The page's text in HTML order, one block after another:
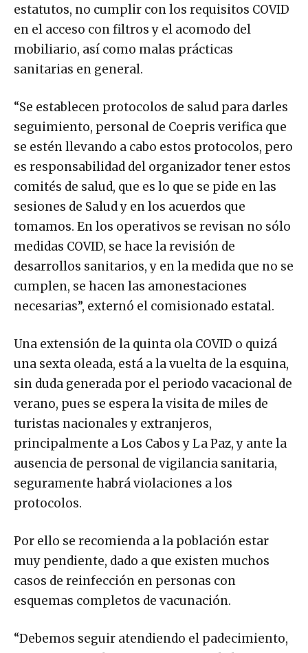
estatutos, no cumplir con los requisitos COVID
en el acceso con filtros y el acomodo del
mobiliario, así como malas prácticas
sanitarias en general.
“Se establecen protocolos de salud para darles
seguimiento, personal de Coepris verifica que
se estén llevando a cabo estos protocolos, pero
es responsabilidad del organizador tener estos
comités de salud, que es lo que se pide en las
sesiones de Salud y en los acuerdos que
tomamos. En los operativos se revisan no sólo
medidas COVID, se hace la revisión de
desarrollos sanitarios, y en la medida que no se
cumplen, se hacen las amonestaciones
necesarias”, externó el comisionado estatal.
Una extensión de la quinta ola COVID o quizá
una sexta oleada, está a la vuelta de la esquina,
sin duda generada por el periodo vacacional de
verano, pues se espera la visita de miles de
turistas nacionales y extranjeros,
principalmente a Los Cabos y La Paz, y ante la
ausencia de personal de vigilancia sanitaria,
seguramente habrá violaciones a los
protocolos.
Por ello se recomienda a la población estar
muy pendiente, dado a que existen muchos
casos de reinfección en personas con
esquemas completos de vacunación.
“Debemos seguir atendiendo el padecimiento,